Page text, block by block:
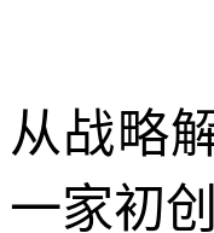
从战略
一家初